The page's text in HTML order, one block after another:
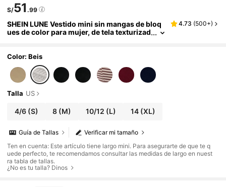
S/51 .99
SHEIN LUNE Vestido mini sin mangas de bloq
ues de color para mujer, de tela texturizad
s
4.73 (500+)
Color: Beis
Talla US
4/6(S) 8 (M) 10/12 (L) 14(XL)
Verificar mi tamaño
Guía de Tallas
Ten en cuenta: Este artículo tiene largo mini. Para asegurarte de que te q
uede perfecto, te recomendamos consultar las medidas de largo en nuest
ra tabla de tallas.
¿No es tu talla? Dinos